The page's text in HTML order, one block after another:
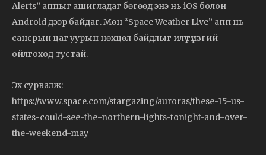
Alerts” аппыг ашигладаг бөгөөд энэ нь iOS болон
Android дээр байдаг. Мөн “Space Weather Live” апп нь
сансрын цаг уурын нөхцөл байдлыг илүү гүнзгий
ойлгоход тустай.
Эх сурвалж:
https://www.space.com/stargazing/auroras/these-15-us-
states-could-see-the-northern-lights-tonight-and-over-
the-weekend-may